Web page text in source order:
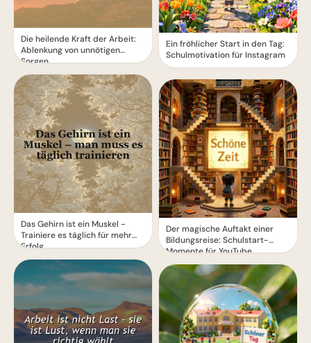
Die heilende Kraft der Arbeit:
Ablenkung von unnötigen
Sorgen
Das Gehirn ist ein Muskel -
Trainiere es täglich für mehr
Erfolg
Ein fröhlicher Start in den Tag:
Schulmotivation für Instagram
Der magische Auftakt einer
Bildungsreise: Schulstart-
Momente für YouTube